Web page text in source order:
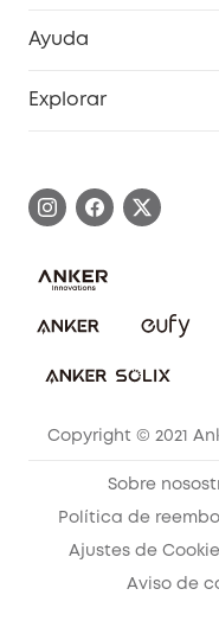
Sistemas de Alarma
Explorar todo
Ayuda
Preguntas
Portal web de
Explorar
Conviértete en
Copyright © 2021
Sobre
Política de
Ajustes de Cookie
Aviso de